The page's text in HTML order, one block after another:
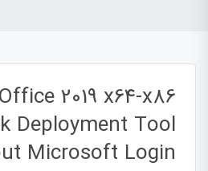
2019 x64-x86
Deployment Tool
Microsoft Login